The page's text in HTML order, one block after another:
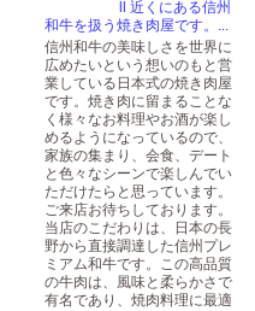
ll 近くにある信州
和牛を扱う焼き肉屋です。...
信州和牛の美味しさを世界に
広めたいという想いのもと営
業している日本式の焼き肉屋
です。焼き肉に留まることな
く様々なお料理やお酒が楽し
めるようになっているので、
家族の集まり、会食、デート
と色々なシーンで楽しんでい
ただけたらと思っています。
ご来店お待ちしております。
当店のこだわりは、日本の長
野から直接調達した信州プレ
ミアム和牛です。この高品質
の牛肉は、風味と柔らかさで
有名であり、焼肉料理に最適